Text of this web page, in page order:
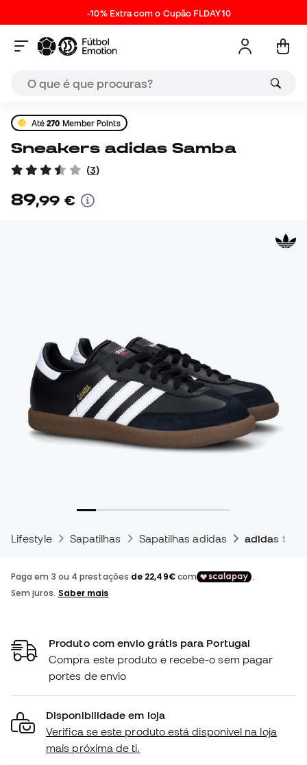
-10% Extra com o Cupão FLDAY10
Até270 Member Points
Sneakers adidas Samba
(3)
89,99 €
Lifestyle Sapatilhas Sapatilhas adidas adidas
Produto com envio grátis para Portugal
Compra este produto e recebe-o sem pagar
portes de envio
Disponibilidade em loja
Verifica se este produto está disponível na loja
mais próxima de ti.